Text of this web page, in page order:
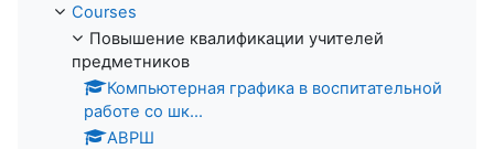
Courses
Повышение квалификации учителей
предметников
Компьютерная графика в воспитательной
работе со шк...
АВРШ